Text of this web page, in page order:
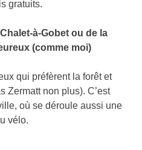
gratuits.
à-Gobet ou de la
(comme moi)
qui préfèrent la forêt et
Zermatt non plus). C’est
où se déroule aussi une
vélo.